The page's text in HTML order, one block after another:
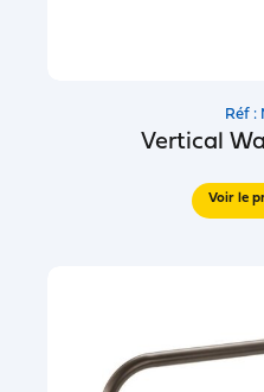
Réf :
Vertical
Voir le